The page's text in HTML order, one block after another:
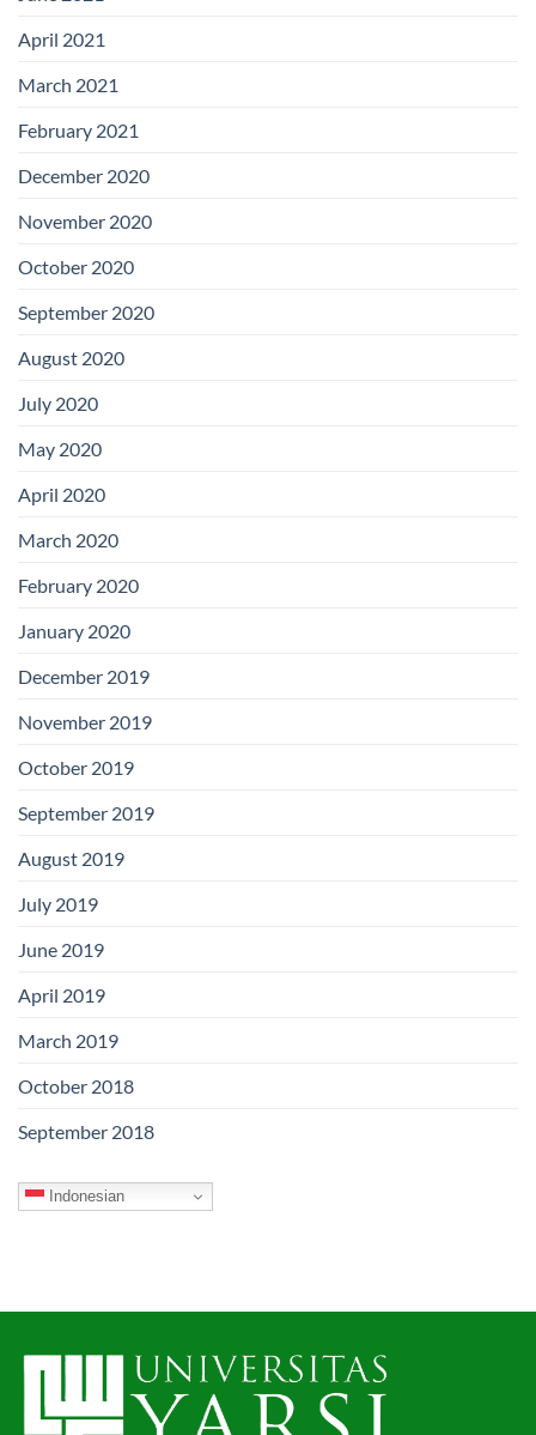
April 2021
March 2021
February 2021
December 2020
November 2020
October 2020
September 2020
August 2020
July 2020
May 2020
April 2020
March 2020
February 2020
January 2020
December 2019
November 2019
October 2019
September 2019
August 2019
July 2019
June 2019
April 2019
March 2019
October 2018
September 2018
Indonesian